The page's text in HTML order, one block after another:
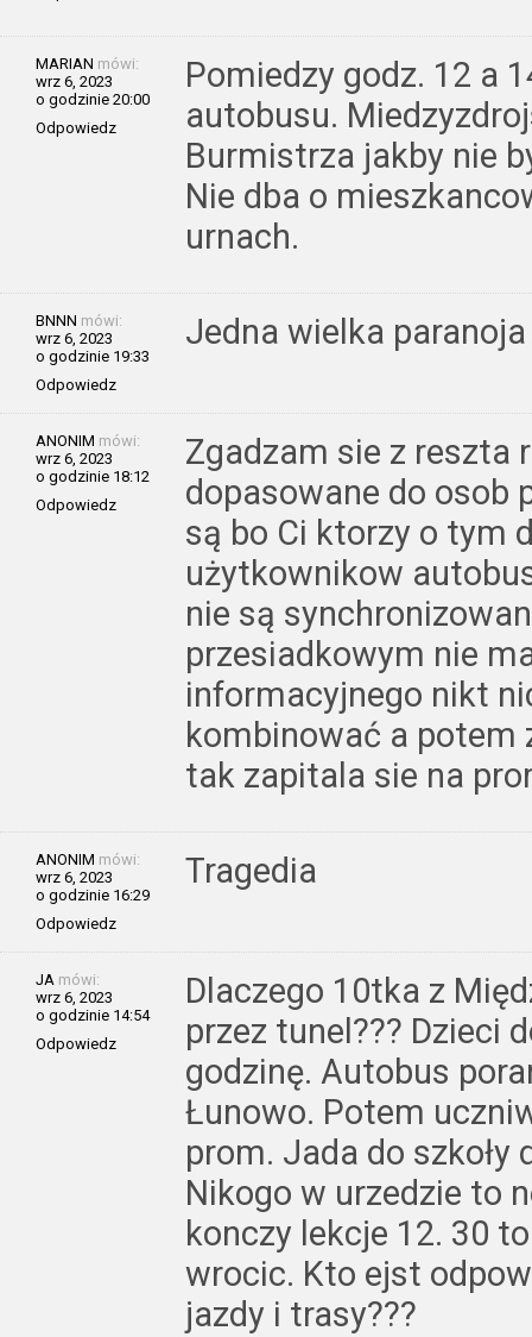
MARIAN mówi:
wrz 6, 2023
o godzinie 20:00
Odpowiedz
Pomiedzy godz. 12 a
autobusu.
Burmistrza jakby nie
Nie dba o
urnach.
BNNN mówi:
wrz 6, 2023
o godzinie 19:33
Odpowiedz
Jedna wielka paranoja
ANONIM mówi:
wrz 6, 2023
o godzinie 18:12
Odpowiedz
Zgadzam sie z reszta
dopasowane do osob
są bo Ci ktorzy o tym
użytkownikow
nie są
przesiadkowym nie
informacyjnego nikt
kombinować a
tak zapitala sie na
ANONIM mówi:
wrz 6, 2023
o godzinie 16:29
Odpowiedz
Tragedia
JA mówi:
wrz 6, 2023
o godzinie 14:54
Odpowiedz
Dlaczego 10tka z
przez tunel??? Dzieci
godzinę. Autobus
Łunowo. Potem
prom. Jada do szkoły
Nikogo w urzedzie to
konczy lekcje 12. 30
wrocic. Kto ejst
jazdy i trasy???